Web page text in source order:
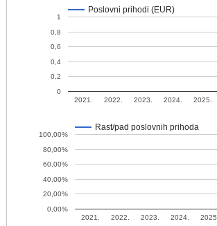
Poslovni prihodi (EUR)
2021. 2022. 2023. 2024. 2025.
0
0,2
0,4
0,6
0,8
1
Rast/pad poslovnih prihoda
2021. 2022. 2023. 2024. 2025.
0,00%
20,00%
40,00%
60,00%
80,00%
100,00%